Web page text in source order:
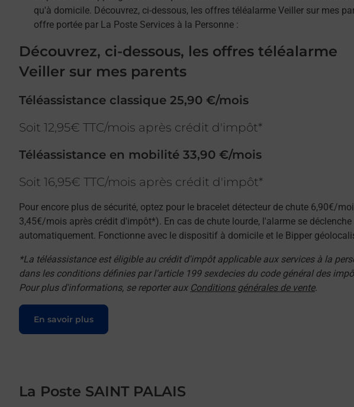
qu'à domicile. Découvrez, ci-dessous, les offres téléalarme Veiller sur mes
offre portée par La Poste Services à la Personne :
Découvrez, ci-dessous, les offres téléalarme
Veiller sur mes parents
Téléassistance classique 25,90 €/mois
Soit 12,95€ TTC/mois après crédit d'impôt*
Téléassistance en mobilité 33,90 €/mois
Soit 16,95€ TTC/mois après crédit d'impôt*
Pour encore plus de sécurité, optez pour le bracelet détecteur de chute 6,90€/
3,45€/mois après crédit d'impôt*). En cas de chute lourde, l'alarme se déclenche
automatiquement. Fonctionne avec le dispositif à domicile et le Bipper
*La téléassistance est éligible au crédit d'impôt applicable aux services à la
dans les conditions définies par l'article 199 sexdecies du code général des
Pour plus d'informations, se reporter aux Conditions générales de vente.
En savoir plus
Le lien s'ouvre dans un nouvel onglet
La Poste SAINT PALAIS